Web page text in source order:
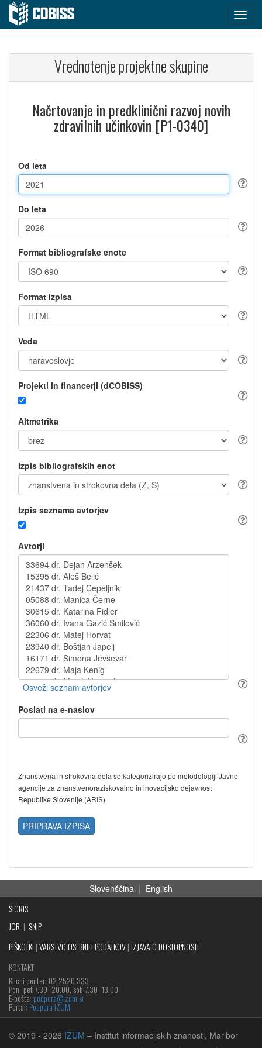
Vrednotenje projektne skupine
Načrtovanje in predklinični razvoj novih
zdravilnih učinkovin [P1-0340]
Od leta
Do leta
Format bibliografske enote
Format izpisa
Veda
Projekti in financerji (dCOBISS)
Altmetrika
Izpis bibliografskih enot
Izpis seznama avtorjev
Avtorji
Poslati na e-naslov
Znanstvena in strokovna dela se kategorizirajo po metodologiji Javne
agencije za znanstvenoraziskovalno in inovacijsko dejavnost
Republike Slovenije (ARIS).
PRIPRAVA IZPISA
Slovenščina | English
SICRIS
JCR | SNIP
PIŠKOTKI |VARSTVO OSEBNIH PODATKOV| IZJAVA O DOSTOPNOSTI
KONTAKT
Klicni center: 02 2520 333
Pon‒pet 7.30–20.00, sob 7.30–13.00
E-pošta: podpora@izum.si
Portal: Podpora IZUM
© 2019 - 2026 IZUM – Institut informacijskih znanosti, Maribor